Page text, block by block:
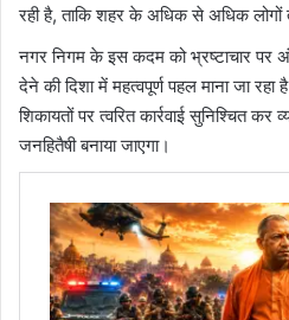
रही है, ताकि शहर के अधिक से अधिक
नगर निगम के इस कदम को भ्रष्टाचार
देने की दिशा में महत्वपूर्ण पहल माना जा रहा
शिकायतों पर त्वरित कार्रवाई सुनिश्चित कर
जनहितैषी बनाया जाएगा।